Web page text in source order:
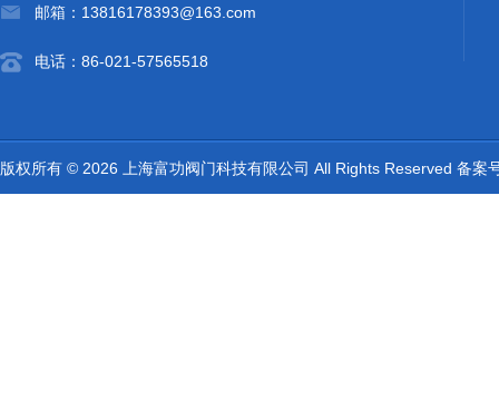
邮箱：13816178393@163.com
电话：86-021-57565518
版权所有 © 2026 上海富功阀门科技有限公司 All Rights Reserved 备案